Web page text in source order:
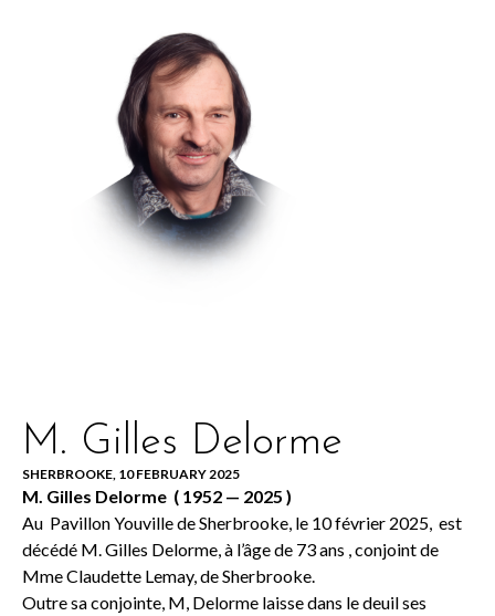
M. Gilles Delorme
SHERBROOKE, 10 FEBRUARY 2025
M. Gilles Delorme ( 1952 — 2025 )
Au Pavillon Youville de Sherbrooke, le 10 février 2025, est
décédé M. Gilles Delorme, à l’âge de 73 ans , conjoint de
Mme Claudette Lemay, de Sherbrooke.
Outre sa conjointe, M, Delorme laisse dans le deuil ses